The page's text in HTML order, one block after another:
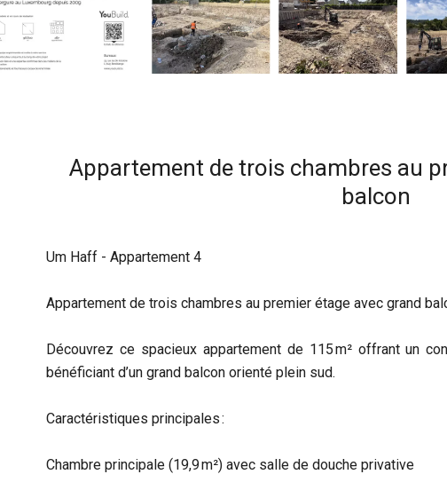
Appartement de trois chambres au
balcon
Um Haff - Appartement 4
Appartement de trois chambres au premier étage avec grand
Découvrez ce spacieux appartement de 115 m² offrant un
bénéficiant d’un grand balcon orienté plein sud.
Caractéristiques principales :
Chambre principale (19,9 m²) avec salle de douche privative